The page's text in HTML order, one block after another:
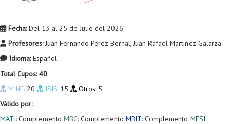
Fecha:Del 13 al 25 de Julio del 2026
Profesores:Juan Fernando Perez Bernal, Juan Rafael Martinez Galarza
Idioma:Español
Total Cupos: 40
MINE: 20 ISIS: 15 Otros: 5
Válido por:
MATI: Complemento MBC: Complemento MBIT: Complemento MESI: